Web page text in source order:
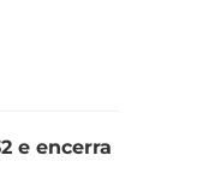
e encerra